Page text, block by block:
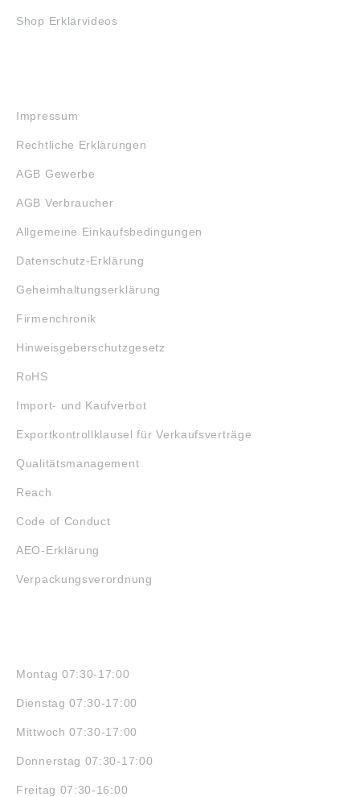
Shop Erklärvideos
Impressum
Rechtliche Erklärungen
AGB Gewerbe
AGB Verbraucher
Allgemeine Einkaufsbedingungen
Datenschutz-Erklärung
Geheimhaltungserklärung
Firmenchronik
Hinweisgeberschutzgesetz
RoHS
Import- und Kaufverbot
Exportkontrollklausel für Verkaufsverträge
Qualitätsmanagement
Reach
Code of Conduct
AEO-Erklärung
Verpackungsverordnung
Montag 07:30-17:00
Dienstag 07:30-17:00
Mittwoch 07:30-17:00
Donnerstag 07:30-17:00
Freitag 07:30-16:00